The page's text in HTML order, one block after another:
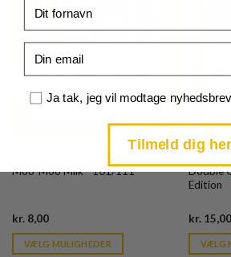
Moo-Moo Milk - 101/111
kr. 8,00Current
is:
kr. 39,95.
VÆLG MULIGHEDER
Neo
Double
Edition
kr.15,00
VÆLG
Samtykke
Ja tak, jeg vil modtage
Tilmeld dig her